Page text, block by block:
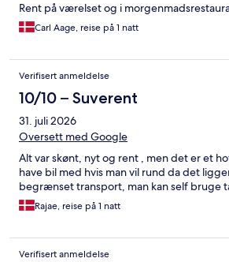
Rent på værelset og i
Carl Aage, reise på 1 natt
Verifisert anmeldelse
10/10 – Suverent
31. juli 2026
Oversett med Google
Alt var skønt, nyt og rent , men det er et
have bil med hvis man vil rund da det
begrænset transport, man kan self bruge
Rajae, reise på 1 natt
Verifisert anmeldelse